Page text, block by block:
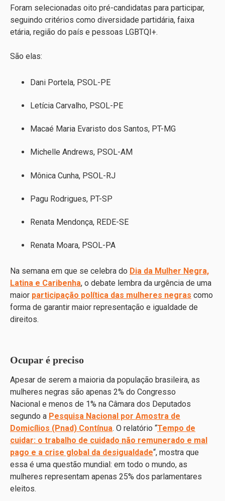
Foram selecionadas oito pré-candidatas para participar,
seguindo critérios como diversidade partidária, faixa
etária, região do país e pessoas LGBTQI+.
São elas:
Dani Portela, PSOL-PE
Letícia Carvalho, PSOL-PE
Macaé Maria Evaristo dos Santos, PT-MG
Michelle Andrews, PSOL-AM
Mônica Cunha, PSOL-RJ
Pagu Rodrigues, PT-SP
Renata Mendonça, REDE-SE
Renata Moara, PSOL-PA
Na semana em que se celebra do Dia da Mulher Negra,
Latina e Caribenha, o debate lembra da urgência de uma
maior participação política das mulheres negras como
forma de garantir maior representação e igualdade de
direitos.
Ocupar é preciso
Apesar de serem a maioria da população brasileira, as
mulheres negras são apenas 2% do Congresso
Nacional e menos de 1% na Câmara dos Deputados
segundo a Pesquisa Nacional por Amostra de
Domicílios (Pnad) Contínua. O relatório “Tempo de
cuidar: o trabalho de cuidado não remunerado e mal
pago e a crise global da desigualdade“, mostra que
essa é uma questão mundial: em todo o mundo, as
mulheres representam apenas 25% dos parlamentares
eleitos.